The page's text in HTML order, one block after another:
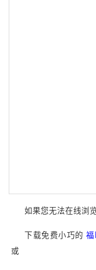
如果您无法在线浏
下载免费小巧的 福
或